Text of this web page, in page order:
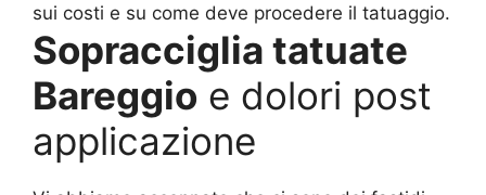
sui costi e su come deve procedere il tatuaggio.
Sopracciglia tatuate
Bareggio e dolori post
applicazione